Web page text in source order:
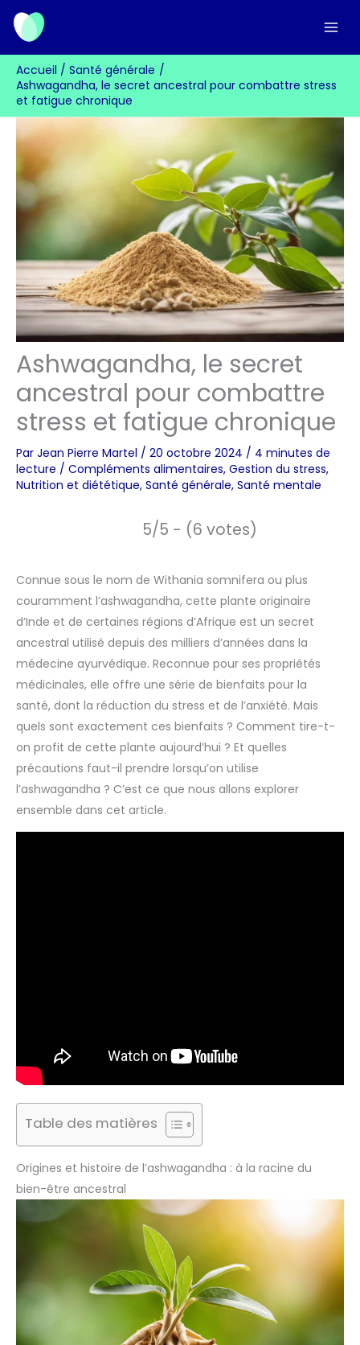
Aller
contenu
Accueil
Santé générale
Ashwagandha, le secret ancestral pour combattre stress
et fatigue chronique
Ashwagandha, le secret
ancestral pour combattre
stress et fatigue chronique
Par Jean Pierre Martel / 20 octobre 2024 / 4 minutes de
lecture / Compléments alimentaires, Gestion du stress,
Nutrition et diététique, Santé générale, Santé mentale
5/5 - (6 votes)
Connue sous le nom de Withania somnifera ou plus
couramment l’ashwagandha, cette plante originaire
d’Inde et de certaines régions d’Afrique est un secret
ancestral utilisé depuis des milliers d’années dans la
médecine ayurvédique. Reconnue pour ses propriétés
médicinales, elle offre une série de bienfaits pour la
santé, dont la réduction du stress et de l’anxiété. Mais
quels sont exactement ces bienfaits ? Comment tire-t-
on profit de cette plante aujourd’hui ? Et quelles
précautions faut-il prendre lorsqu’on utilise
l’ashwagandha ? C’est ce que nous allons explorer
ensemble dans cet article.
Table des matières
Origines et histoire de l’ashwagandha : à la racine du
bien-être ancestral